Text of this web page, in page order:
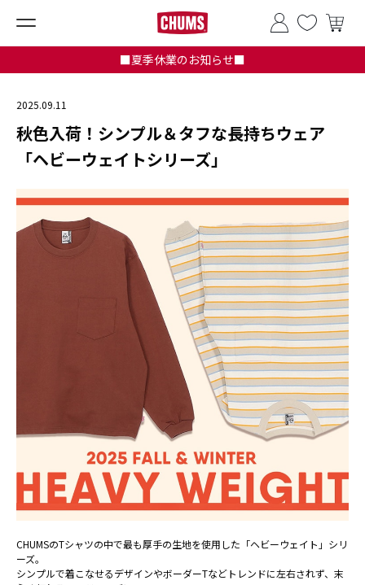
■夏季休業のお知らせ■
2025.09.11
秋色入荷！シンプル＆タフな長持ちウェア
「ヘビーウェイトシリーズ」
CHUMSのTシャツの中で最も厚手の生地を使用した「ヘビーウェイト」シリ
ーズ。
シンプルで着こなせるデザインやボーダーTなどトレンドに左右されず、末